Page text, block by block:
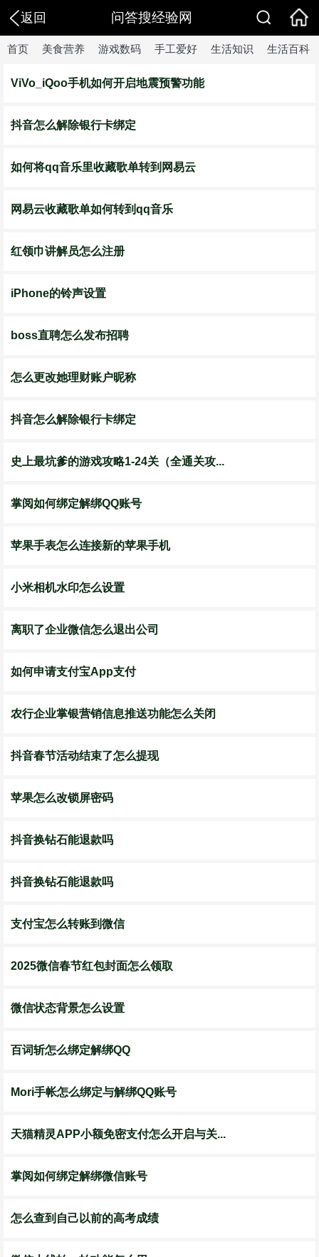
返回 问答搜经验网
首页 美食营养 游戏数码 手工爱好 生活知识 生活百科
ViVo_iQoo手机如何开启地震预警功能
抖音怎么解除银行卡绑定
如何将qq音乐里收藏歌单转到网易云
网易云收藏歌单如何转到qq音乐
红领巾讲解员怎么注册
iPhone的铃声设置
boss直聘怎么发布招聘
怎么更改她理财账户昵称
抖音怎么解除银行卡绑定
史上最坑爹的游戏攻略1-24关（全通关攻...
掌阅如何绑定解绑QQ账号
苹果手表怎么连接新的苹果手机
小米相机水印怎么设置
离职了企业微信怎么退出公司
如何申请支付宝App支付
农行企业掌银营销信息推送功能怎么关闭
抖音春节活动结束了怎么提现
苹果怎么改锁屏密码
抖音换钻石能退款吗
抖音换钻石能退款吗
支付宝怎么转账到微信
2025微信春节红包封面怎么领取
微信状态背景怎么设置
百词斩怎么绑定解绑QQ
Mori手帐怎么绑定与解绑QQ账号
天猫精灵APP小额免密支付怎么开启与关...
掌阅如何绑定解绑微信账号
怎么查到自己以前的高考成绩